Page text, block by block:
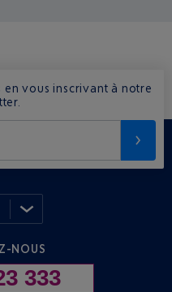
vous inscrivant à notre
NOUS
333